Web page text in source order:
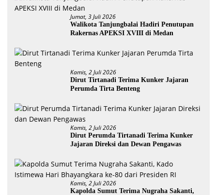
Jumat, 3 Juli 2026
Walikota Tanjungbalai Hadiri Penutupan
Rakernas APEKSI XVIII di Medan
Kamis, 2 Juli 2026
Dirut Tirtanadi Terima Kunker Jajaran
Perumda Tirta Benteng
Kamis, 2 Juli 2026
Dirut Perumda Tirtanadi Terima Kunker
Jajaran Direksi dan Dewan Pengawas
Kamis, 2 Juli 2026
Kapolda Sumut Terima Nugraha Sakanti,